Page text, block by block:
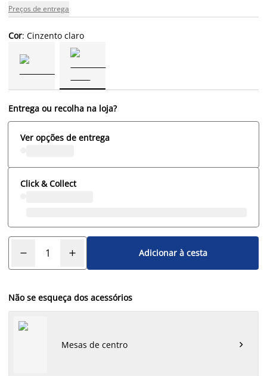
Preços de entrega
Cor: Cinzento claro
Entrega ou recolha na loja?
Ver opções de entrega
Click & Collect
Adicionar à cesta
Não se esqueça dos acessórios
Mesas de centro 